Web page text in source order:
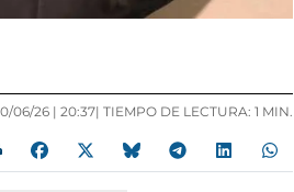
06/26 | 20:37| TIEMPO DE LECTURA: 1 MIN.